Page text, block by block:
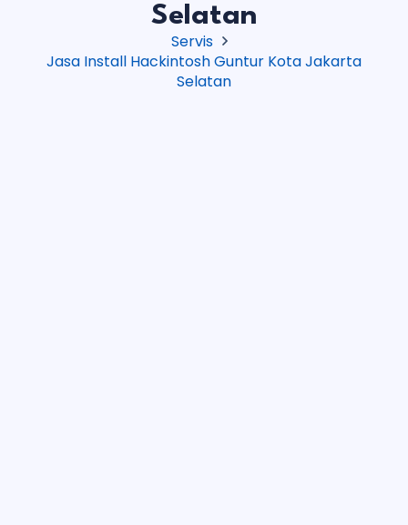
Selatan
Servis
Jasa Install Hackintosh Guntur Kota Jakarta
Selatan